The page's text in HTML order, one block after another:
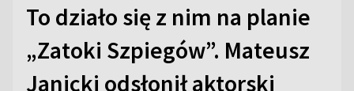
To działo się z nim na planie
„Zatoki Szpiegów”. Mateusz
Janicki odsłonił aktorski